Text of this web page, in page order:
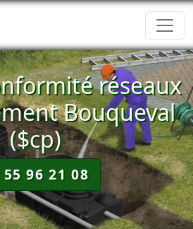
réseaux
Bouqueval
($cp)
55 96 21 08